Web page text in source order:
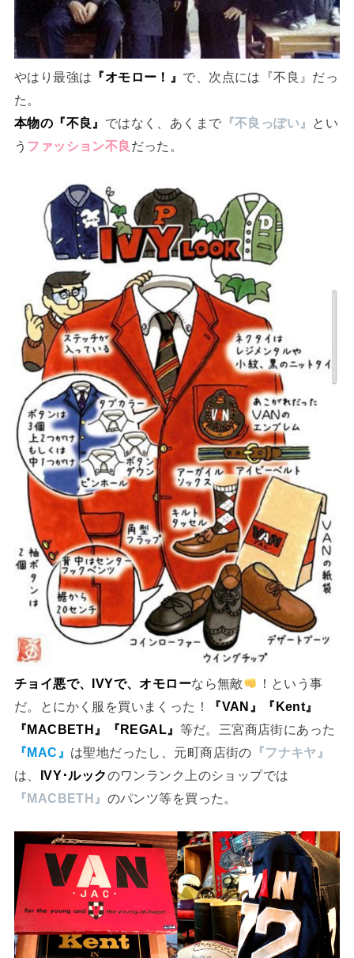
やはり最強は 『オモロー！』 で、次点には『不良』だっ
た。
本物の『不良』 ではなく、あくまで 『不良っぽい』 とい
う ファッション不良 だった。
チョイ悪で、IVYで、オモローなら無敵
！という事
だ。とにかく服を買いまくった！
『VAN』『Kent』
『MACBETH』『REGAL』 等だ。三宮商店街にあった
『MAC』 は聖地だったし、元町商店街の 『フナキヤ』
は、
IVY･ルックのワンランク上のショップでは
『MACBETH』 のパンツ等を買った。